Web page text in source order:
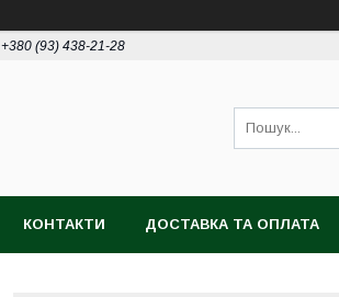
+380 (93) 438-21-28
КОНТАКТИ ДОСТАВКА ТА ОПЛАТА